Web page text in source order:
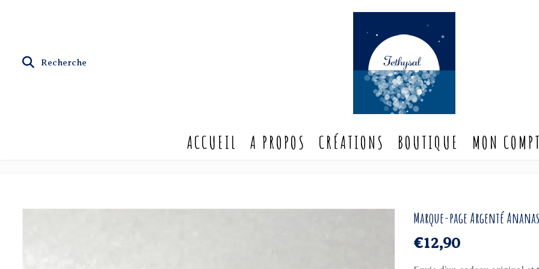
Recherche
ACCUEIL A PROPOS CRÉATIONS BOUTIQUE MON
ACCUEIL A PROPOS CRÉATIONS
Marque-page Argenté Ananas
€12,90